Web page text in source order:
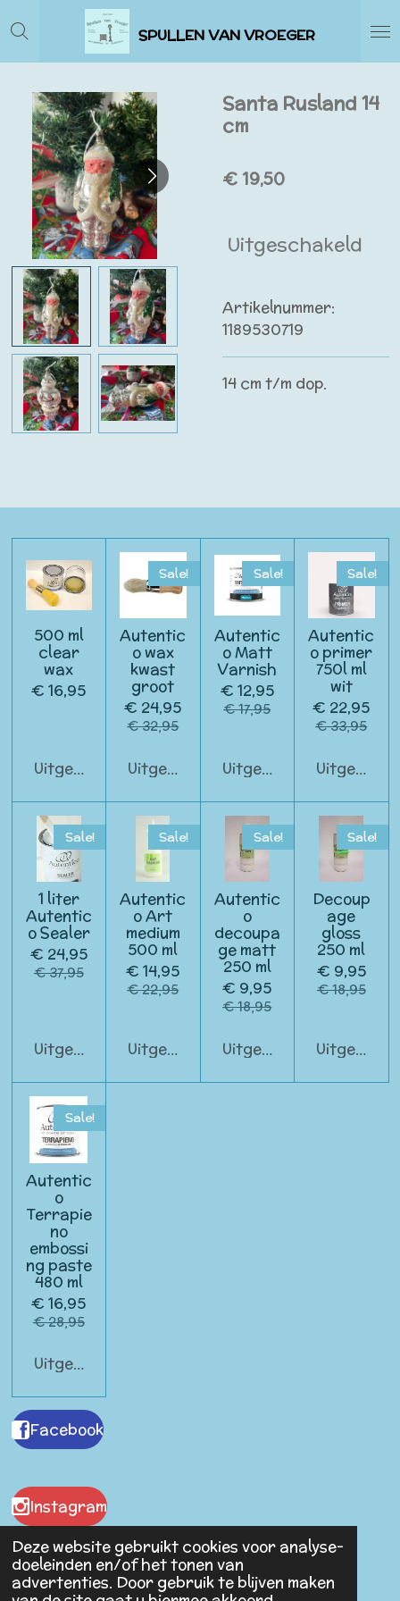
Deze website gebruikt cookies voor analyse-
doeleinden en/of het tonen van
advertenties. Door gebruik te blijven maken
Ga
direct
naar
hoofdinhoud
SPULLEN VAN VROEGER
Santa Rusland 14
cm
€ 19,50
Uitgeschakeld
Artikelnummer:
1189530719
14 cm t/m dop.
500 ml
clear
wax
€ 16,95
Uitgeschakeld
Sale!
Autentic
o wax
kwast
groot
€ 24,95
€ 32,95
Uitgeschakeld
Sale!
Autentic
o Matt
Varnish
€ 12,95
€ 17,95
Uitgeschakeld
Sale!
Autentic
o primer
750l ml
wit
€ 22,95
€ 33,95
Sale!
1 liter
Autentic
o Sealer
€ 24,95
€ 37,95
Uitgeschakeld
Sale!
Autentic
o Art
medium
500 ml
€ 14,95
€ 22,95
Uitgeschakeld
Sale!
Autentic
o
decoupa
ge matt
250 ml
€ 9,95
€ 18,95
Uitgeschakeld
Sale!
Decoup
age
gloss
250 ml
€ 9,95
€ 18,95
Sale!
Autentic
o
Terrapie
no
embossi
ng paste
480 ml
€ 16,95
€ 28,95
Uitgeschakeld
Facebook
Instagram
Malaika Antiques